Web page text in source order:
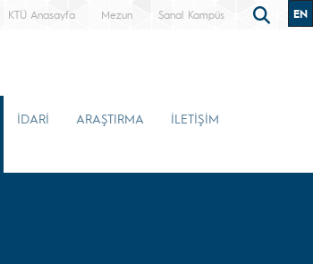
KTÜ Anasayfa Mezun Sanal Kampüs EN
İDARİ ARAŞTIRMA İLETİŞİM